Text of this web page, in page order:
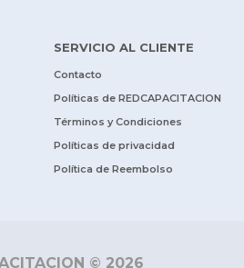
SERVICIO AL CLIENTE
Contacto
Políticas de REDCAPACITACION
Términos y Condiciones
Políticas de privacidad
Política de Reembolso
© 2026